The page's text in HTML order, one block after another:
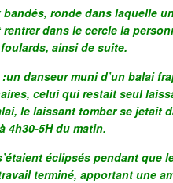
bandés, ronde dans laquelle
dans le cercle la
ainsi de suite.
danseur muni d’un balai
celui qui restait seul
le laissant tomber se jetait
4h30-5H du matin.
éclipsés pendant que
terminé, apportant une